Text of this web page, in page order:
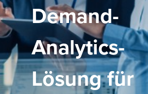
Demand-
Analytics-
Lösung für